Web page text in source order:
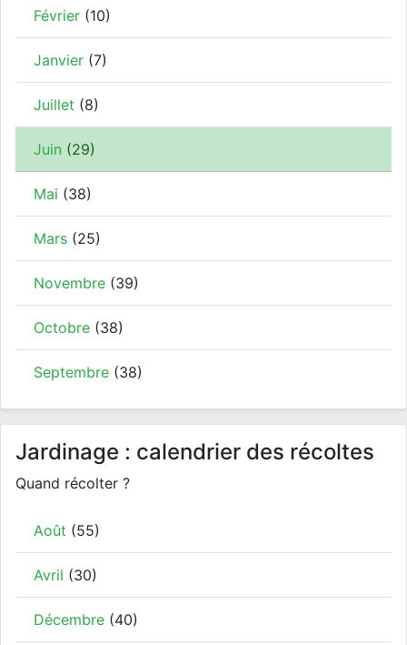
Février (10)
Janvier (7)
Juillet (8)
Juin (29)
Mai (38)
Mars (25)
Novembre (39)
Octobre (38)
Septembre (38)
Jardinage : calendrier des récoltes
Quand récolter ?
Août (55)
Avril (30)
Décembre (40)